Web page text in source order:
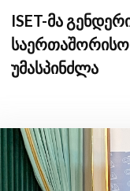
ISET-მა
უმასპინძლა